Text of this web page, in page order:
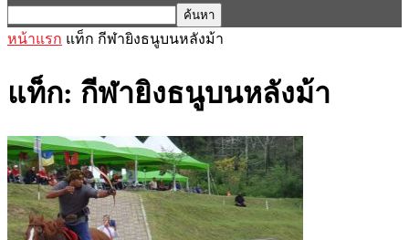
หน้าแรก แท็ก กีฬายิงธนูบนหลังม้า
แท็ก: กีฬายิงธนูบนหลังม้า